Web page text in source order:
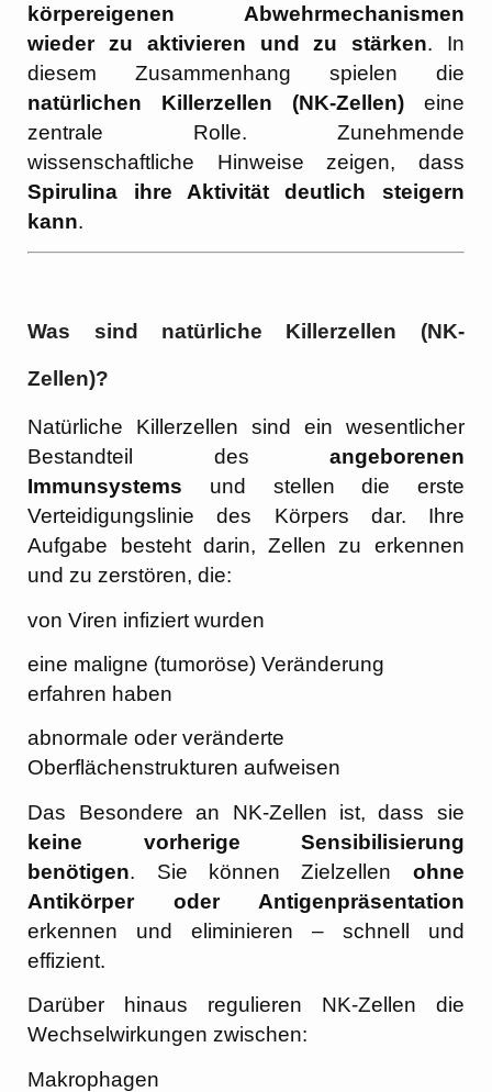
körpereigenen Abwehrmechanismen
wieder zu aktivieren und zu stärken. In
diesem Zusammenhang spielen die
natürlichen Killerzellen (NK-Zellen)eine
zentrale Rolle. Zunehmende
wissenschaftliche Hinweise zeigen, dass
Spirulina ihre Aktivität deutlich steigern
kann.
Was sind natürliche Killerzellen (NK-
Zellen)?
Natürliche Killerzellen sind ein wesentlicher
Bestandteil des angeborenen
Immunsystems und stellen die erste
Verteidigungslinie des Körpers dar. Ihre
Aufgabe besteht darin, Zellen zu erkennen
und zu zerstören, die:
von Viren infiziert wurden
eine maligne (tumoröse) Veränderung
erfahren haben
abnormale oder veränderte
Oberflächenstrukturen aufweisen
Das Besondere an NK-Zellen ist, dass sie
keine vorherige Sensibilisierung
benötigen. Sie können Zielzellen ohne
Antikörper oder Antigenpräsentation
erkennen und eliminieren – schnell und
effizient.
Darüber hinaus regulieren NK-Zellen die
Wechselwirkungen zwischen:
Makrophagen